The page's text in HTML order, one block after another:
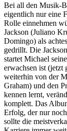
Bei all den Musik-
eigentlich nur eine
Rolle einnehmen
Jackson (Juliano
Domingo) als
gedrillt. Die
startet Michael
erwachsen ist (jetzt
weiterhin von der
Graham) und den
kennen lernt,
komplett. Das
Erfolg, der nur
sollte die